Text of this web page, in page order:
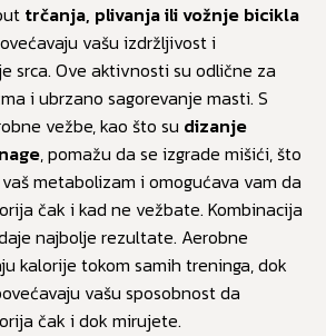
trčanja, plivanja ili vožnje bicikla
vašu izdržljivost i
srca. Ove aktivnosti su odlične za
i ubrzano sagorevanje masti. S
vežbe, kao što su dizanje
, pomažu da se izgrade mišići, što
metabolizam i omogućava vam da
čak i kad ne vežbate. Kombinacija
najbolje rezultate. Aerobne
kalorije tokom samih treninga, dok
vašu sposobnost da
čak i dok mirujete.